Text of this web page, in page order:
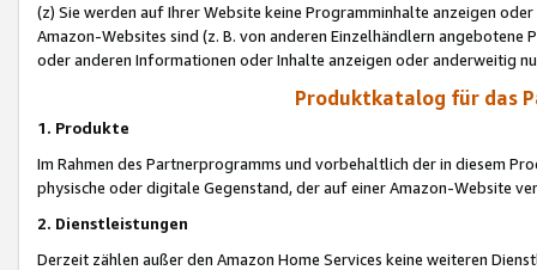
(z) Sie werden auf Ihrer Website keine Programminhalte anzeigen
Amazon-Websites sind (z. B. von anderen Einzelhändlern
oder anderen Informationen oder Inhalte anzeigen oder anderweitig
Produktkatalog für das
1. Produkte
Im Rahmen des Partnerprogramms und vorbehaltlich der in diesem
physische oder digitale Gegenstand, der auf einer Amazon-Website
2. Dienstleistungen
Derzeit zählen außer den Amazon Home Services keine weiteren